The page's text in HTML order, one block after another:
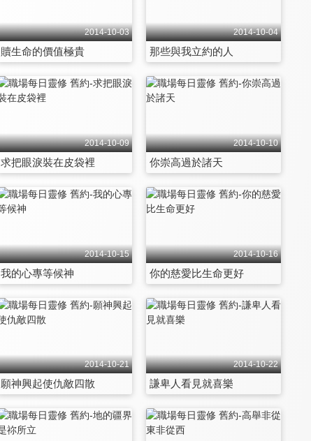
2014-10-03
贖生命的價值極貴
2014-10-04
那些與我立約的人
2014-10-09
求把眼淚裝在皮袋裡
2014-10-10
你崇高過於諸天
2014-10-15
我的心專等候神
2014-10-16
你的慈愛比生命更好
2014-10-21
願神興起使仇敵四散
2014-10-22
謙卑人看見就喜樂